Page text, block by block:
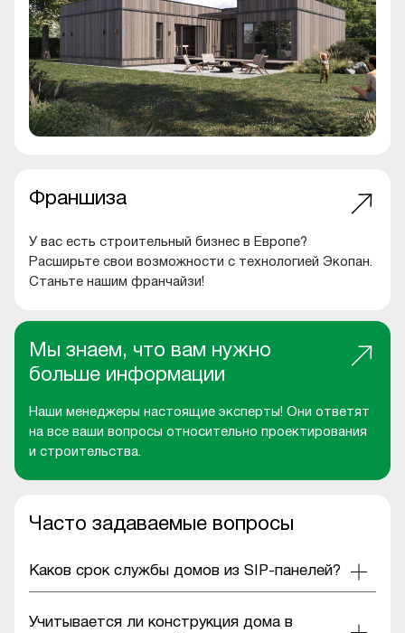
Франшиза
У вас есть строительный бизнес в Европе?
Расширьте свои возможности с технологией Экопан.
Станьте нашим франчайзи!
Мы знаем, что вам нужно
больше информации
Наши менеджеры настоящие эксперты! Они ответят
на все ваши вопросы относительно проектирования
и строительства.
Часто задаваемые вопросы
Каков срок службы домов из SIP-панелей?
Учитывается ли конструкция дома в